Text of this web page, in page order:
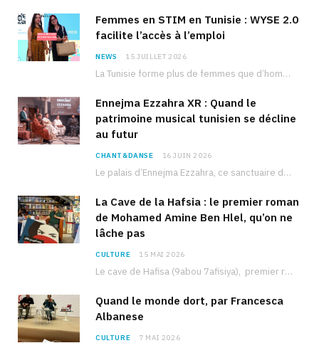
Femmes en STIM en Tunisie : WYSE 2.0
facilite l’accès à l’emploi
NEWS 15 JUILLET 2026
La Tunisie forme plus de femmes que d’hommes dans les filières scientifiques. Pourtant, pour beaucoup…
Ennejma Ezzahra XR : Quand le
patrimoine musical tunisien se décline
au futur
CHANT&DANSE 16 JUIN 2026
Le palais d’Ennejma Ezzahra, ce sanctuaire de la musique tunisienne et méditerranéenne construit par le…
La Cave de la Hafsia : le premier roman
de Mohamed Amine Ben Hlel, qu’on ne
lâche pas
CULTURE 15 MAI 2026
Le cave de Hafisa (9abou 7afisiya), premier roman du journaliste tunisien Mohamed Amine Ben Hlel,…
Quand le monde dort, par Francesca
Albanese
CULTURE 7 MAI 2026